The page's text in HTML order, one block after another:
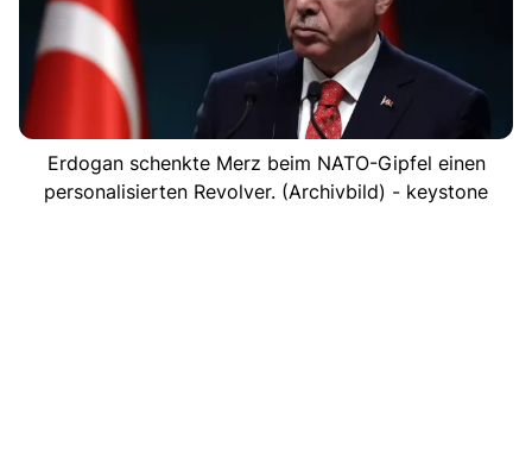
Erdogan schenkte Merz beim NATO-Gipfel einen
personalisierten Revolver. (Archivbild) - keystone